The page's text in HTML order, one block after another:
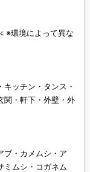
※環境によって異な
ッチン・タンス・
関・軒下・外壁・外
ブ・カメムシ・ア
ミムシ・コガネム